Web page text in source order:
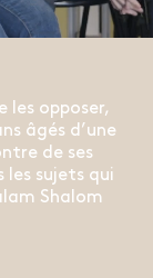
les opposer,
âgés d’une
de ses
les sujets qui
Shalom